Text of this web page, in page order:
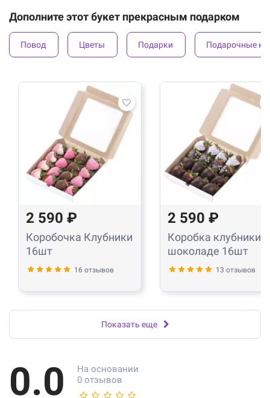
Дополните этот букет прекрасным подарком
Повод Цветы Подарки Подарочные
2 590 ₽
Коробочка Клубники
16шт
16 отзывов
2 590 ₽
Коробка клубники в
шоколаде 16шт
13 отзывов
Показать еще
0.0
На основании
0 отзывов